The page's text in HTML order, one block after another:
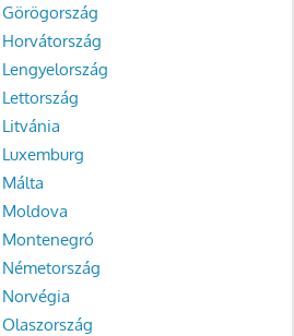
Görögország
Horvátország
Lengyelország
Lettország
Litvánia
Luxemburg
Málta
Moldova
Montenegró
Németország
Norvégia
Olaszország